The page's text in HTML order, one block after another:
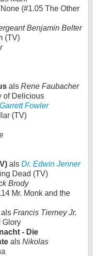
(#1.05 The Other
Benjamin Belter
(TV)
als Rene Faubacher
of Delicious
Garrett Fowler
(TV)
als Dr. Edwin Jenner
Dead (TV)
Brody
Mr. Monk and the
als Francis Tierney Jr.
Glory
- Die
als Nikolas